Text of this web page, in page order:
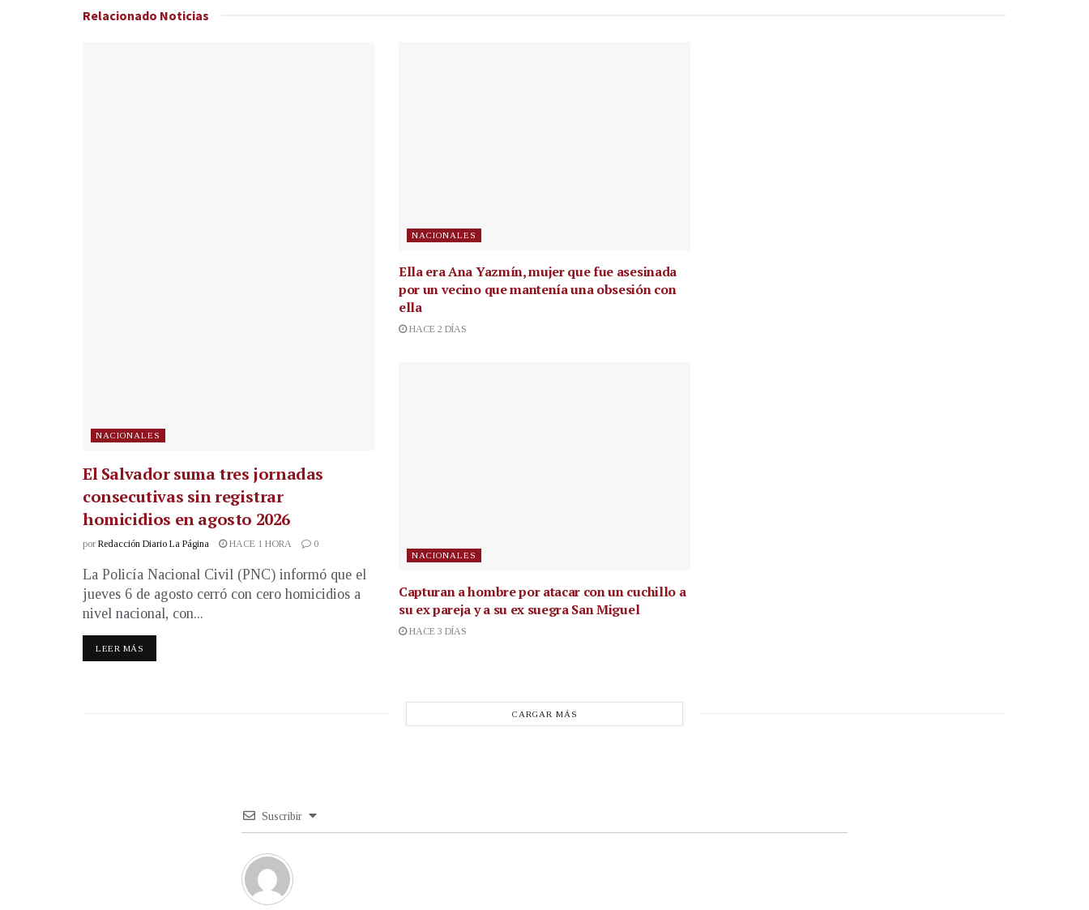
Relacionado Noticias
NACIONALES
El Salvador suma tres jornadas
consecutivas sin registrar
homicidios en agosto 2026
por Redacción Diario La Página HACE 1 HORA 0
La Policía Nacional Civil (PNC) informó que el
jueves 6 de agosto cerró con cero homicidios a
nivel nacional, con...
LEER MÁS
NACIONALES
Ella era Ana Yazmín, mujer que fue asesinada
por un vecino que mantenía una obsesión con
ella
HACE 2 DÍAS
NACIONALES
Capturan a hombre por atacar con un cuchillo a
su ex pareja y a su ex suegra San Miguel
HACE 3 DÍAS
CARGAR MÁS
Suscribir